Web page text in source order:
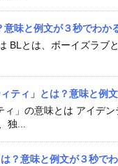
意味と例文が３秒でわか
BLとは、ボーイズラブ
ィティ」とは？意味と例
ィ」の意味とは アイデ
独...
は？意味と例文が３秒で